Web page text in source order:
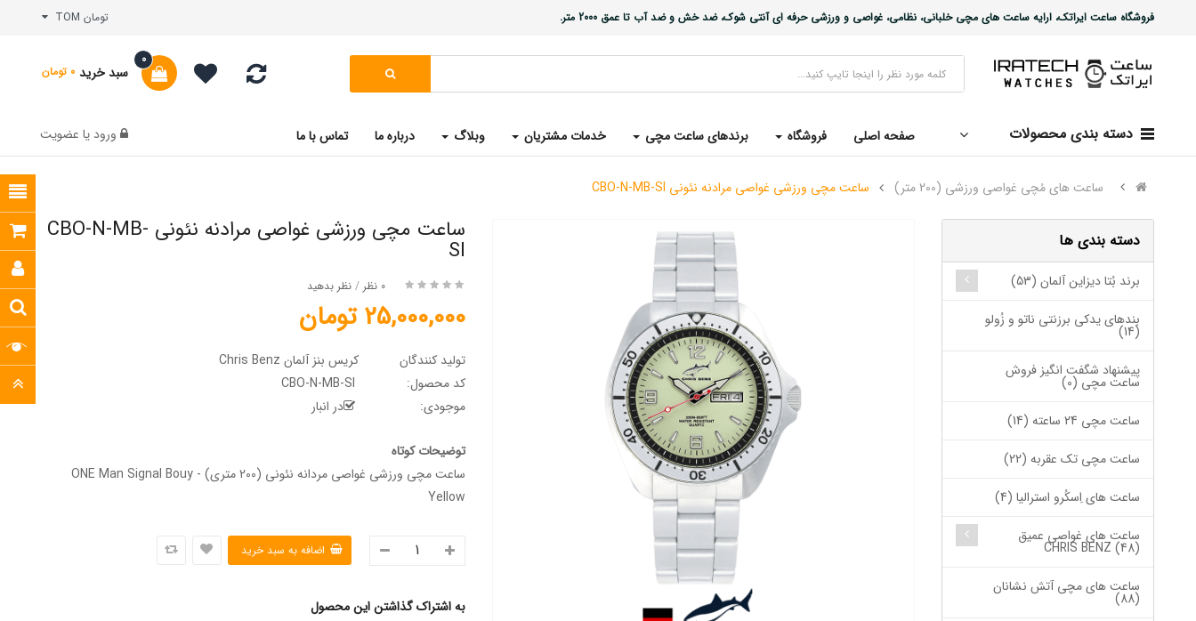
فروشگاه ساعت ایراتک، ارایه ساعت های مچی خلبانی، نظامی، غواصی و ورزشی حرفه ای آنتی شوک، ضد خش و ضد آب تا عمق 2000 متر. تومان TOM
سبد خرید
0
0 تومان
دسته بندی محصولات صفحه اصلی فروشگاه برندهای ساعت مچی خدمات مشتریان وبلاگ درباره ما تماس با ما ورود یا عضویت
ساعت های مُچی غواصی ورزشی (200 متر) ساعت مچی ورزشی غواصی مرادنه نئونی CBO-N-MB-SI
دسته بندی ها
برند بُتا دیزاین آلمان (53)
بندهای یدکی برزنتی ناتو و زُولو
(14)
پیشنهاد شگفت انگیز فروش
ساعت مچی (0)
ساعت مچی 24 ساعته (14)
ساعت مچی تک عقربه (22)
ساعت های اِسکُرو استرالیا (4)
ساعت های غواصی عمیق
CHRIS BENZ (48)
ساعت های مچی آتش نشانان
(88)
ساعت مچی ورزشی غواصی مرادنه نئونی CBO-N-MB-
SI
0 نظر /نظر بدهید
25,000,000 تومان
تولید کنندگان
کریس بنز آلمان Chris Benz
کد محصول:
موجودی:
در انبار
توضیحات کوتاه
ساعت مچی ورزشی غواصی مردانه نئونی (200 متری) - ONE Man Signal Bouy
Yellow
به اشتراک گذاشتن این محصول